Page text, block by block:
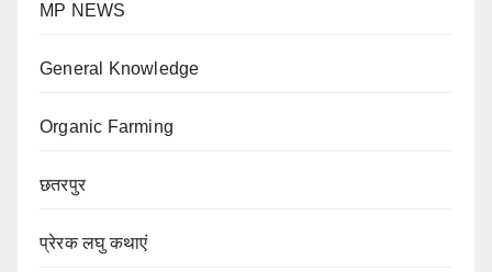
MP NEWS
General Knowledge
Organic Farming
छतरपुर
प्रेरक लघु कथाएं